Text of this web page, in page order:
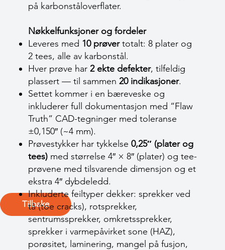
Tilbake
på karbonståloverflater.
Nøkkelfunksjoner og fordeler
Leveres med 10 prøvertotalt: 8 plater og
2 tees, alle av karbonstål.
Hver prøve har 2 ekte defekter, tilfeldig
plassert — til sammen 20 indikasjoner.
Settet kommer i en bæreveske og
inkluderer full dokumentasjon med “Flaw
Truth” CAD-tegninger med toleranse
±0,150″ (~4 mm).
Prøvestykker har tykkelse 0,25″ (plater og
tees) med størrelse 4″ × 8″ (plater) og tee-
prøvene med tilsvarende dimensjon og et
ekstra 4″ dybdeledd.
Inkluderte feiltyper dekker: sprekker ved
tå (toe cracks), rotsprekker,
sentrumssprekker, omkretssprekker,
sprekker i varme­påvirket sone (HAZ),
porøsitet, laminering, mangel på fusjon,